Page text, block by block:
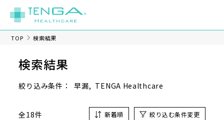
TOP 検索結果
検索結果
絞り込み条件： 早漏 TENGA Healthcare
全18件 新着順 絞り込む条件変更